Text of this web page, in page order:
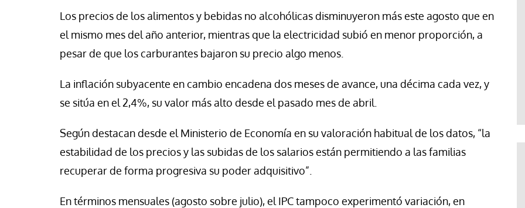
Los precios de los alimentos y bebidas no alcohólicas disminuyeron más este agosto que en
el mismo mes del año anterior, mientras que la electricidad subió en menor proporción, a
pesar de que los carburantes bajaron su precio algo menos.
La inflación subyacente en cambio encadena dos meses de avance, una décima cada vez, y
se sitúa en el 2,4%, su valor más alto desde el pasado mes de abril.
Según destacan desde el Ministerio de Economía en su valoración habitual de los datos, “la
estabilidad de los precios y las subidas de los salarios están permitiendo a las familias
recuperar de forma progresiva su poder adquisitivo”.
En términos mensuales (agosto sobre julio), el IPC tampoco experimentó variación, en
Canarias reclama una
urgente para proteger
menores migrantes en
Libro Revista de Verano
Potencia transformadora de la
dulzura y la paz
El cuidado de la creación
Revista de Verano